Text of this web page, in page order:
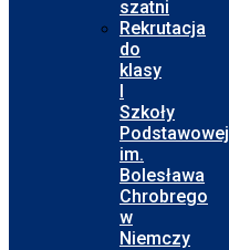
szatni
Rekrutacja
do
klasy
I
Szkoły
Podstawowej
im.
Bolesława
Chrobrego
w
Niemczy